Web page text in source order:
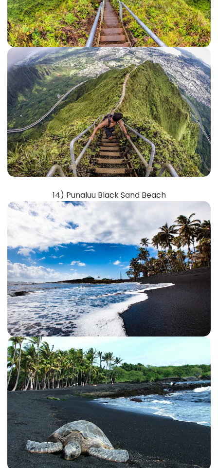
14) Punaluu Black Sand Beach